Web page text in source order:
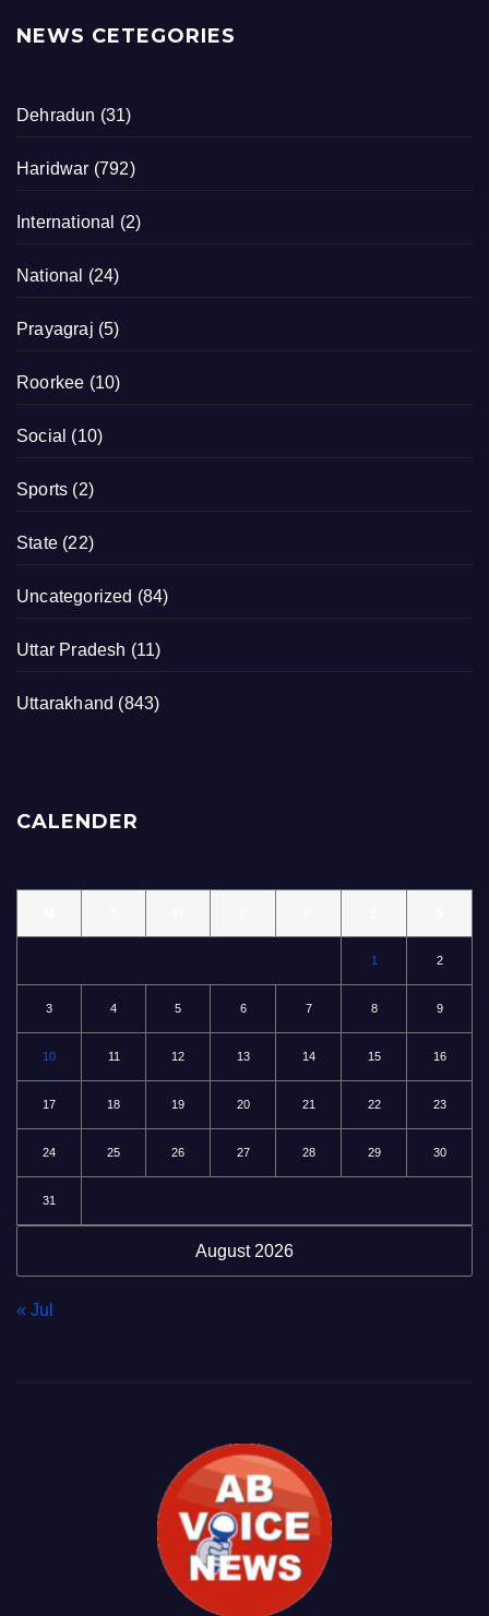
NEWS CETEGORIES
Dehradun (31)
Haridwar (792)
International (2)
National (24)
Prayagraj (5)
Roorkee (10)
Social (10)
Sports (2)
State (22)
Uncategorized (84)
Uttar Pradesh (11)
Uttarakhand (843)
CALENDER
August 2026
1 2
3 4 5 6 7 8 9
10 11 12 13 14 15 16
17 18 19 20 21 22 23
24 25 26 27 28 29 30
31
« Jul